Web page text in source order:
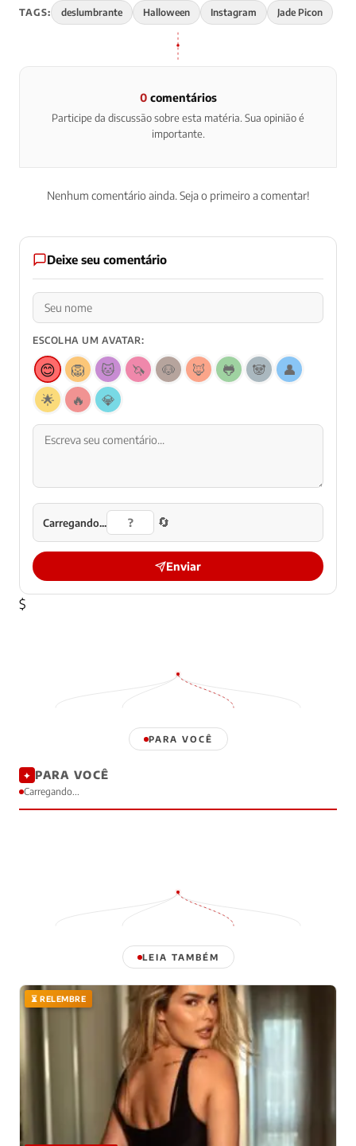
TAGS: deslumbrante Halloween Instagram Jade Picon
0comentários
Participe da discussão sobre esta matéria. Sua opinião é
importante.
Nenhum comentário ainda. Seja o primeiro a comentar!
Deixe seu comentário
ESCOLHA UM AVATAR:
😊 🦁 🐱 🦄 🐶 🦊 🐸 🐼
👤
🌟
🔥 💎
Carregando... 🔄
Enviar
$
PARA VOCÊ
✦ PARA VOCÊ
Carregando...
LEIA TAMBÉM
⏳ RELEMBRE